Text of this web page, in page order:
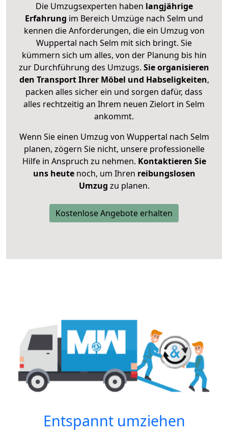
Die Umzugsexperten haben langjährige
Erfahrung im Bereich Umzüge nach Selm und
kennen die Anforderungen, die ein Umzug von
Wuppertal nach Selm mit sich bringt. Sie
kümmern sich um alles, von der Planung bis hin
zur Durchführung des Umzugs. Sie organisieren
den Transport Ihrer Möbel und Habseligkeiten,
packen alles sicher ein und sorgen dafür, dass
alles rechtzeitig an Ihrem neuen Zielort in Selm
ankommt.
Wenn Sie einen Umzug von Wuppertal nach Selm
planen, zögern Sie nicht, unsere professionelle
Hilfe in Anspruch zu nehmen. Kontaktieren Sie
uns heutenoch, um Ihren reibungslosen
Umzug zu planen.
Kostenlose Angebote erhalten
Entspannt umziehen